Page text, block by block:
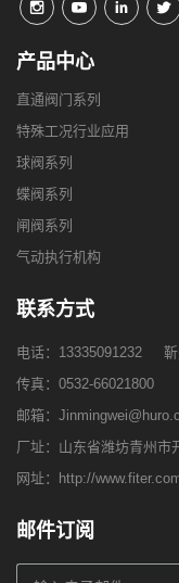
产品中心
直通阀门系列
特殊工况行业应用
球阀系列
蝶阀系列
闸阀系列
气动执行机构
联系方式
电话： 13335091232 靳
传真：0532-66021800
邮箱：
厂址：山东省潍坊青州市
网址： http://
邮件订阅